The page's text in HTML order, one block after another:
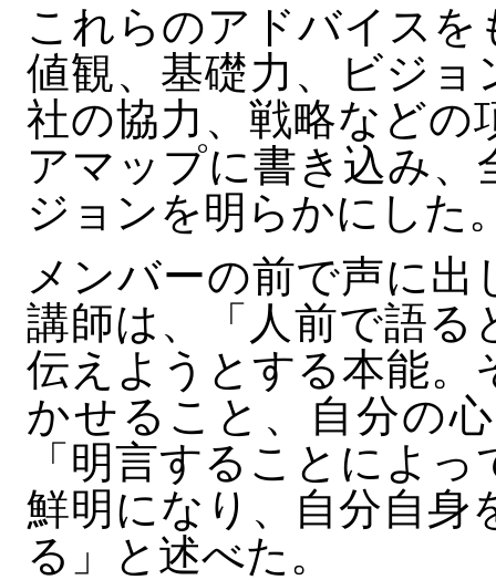
これらのアドバイス
値観、基礎力、ビジョ
社の協力、戦略などの
アマップに書き込み
ジョンを明らかにした
メンバーの前で声に
講師は、「人前で語る
伝えようとする本能。
かせること、自分の
「明言することによ
鮮明になり、自分自身
る」と述べた。